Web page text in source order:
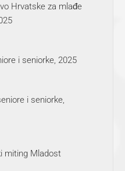
Hrvatske za mlađe
i seniorke, 2025
i seniorke,
miting Mladost